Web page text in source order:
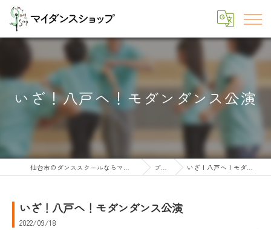
いざ！八戸へ！モダンダンス公演
仙台市のダンススクールならマイダンスショップ ブログ いざ！八戸へ！モダンダンス公演
いざ！八戸へ！モダンダンス公演
2022/09/18